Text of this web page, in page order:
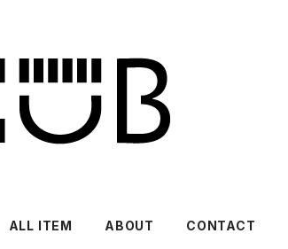
ALL ITEM ABOUT CONTACT